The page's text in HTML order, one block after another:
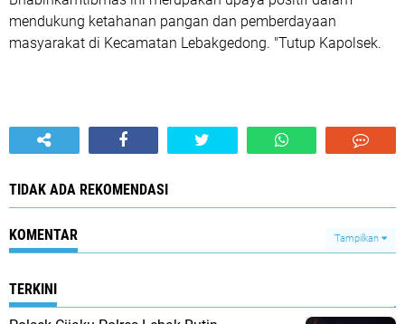
mendukung ketahanan pangan dan pemberdayaan
masyarakat di Kecamatan Lebakgedong. "Tutup Kapolsek.
TIDAK ADA REKOMENDASI
KOMENTAR Tampilkan
TERKINI